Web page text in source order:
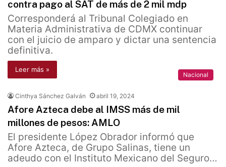
contra pago al SAT de más de 2 mil mdp
Corresponderá al Tribunal Colegiado en
Materia Administrativa de CDMX continuar
con el juicio de amparo y dictar una sentencia
definitiva.
Leer más »
Nacional
Cinthya Sánchez Galván abril 19, 2024
Afore Azteca debe al IMSS más de mil
millones de pesos: AMLO
El presidente López Obrador informó que
Afore Azteca, de Grupo Salinas, tiene un
adeudo con el Instituto Mexicano del Seguro…